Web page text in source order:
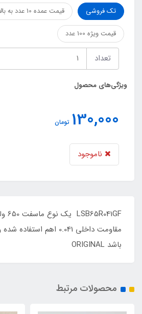
تک فروشی
قیمت عمده 10 عدد به بالا
قیمت ویژه 100 عدد
تعداد
ویژگی‌های محصول
130,000 تومان
ناموجود
باشد ORIGINAL
محصولات مرتبط